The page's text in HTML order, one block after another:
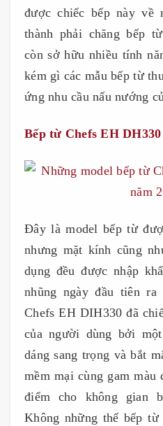
được chiếc bếp này về
thành phải chăng bếp
còn sở hữu nhiều tính
kém gì các mẫu bếp từ
ứng nhu cầu nấu nướng
Bếp từ Chefs EH DH330
Đây là model bếp từ
nhưng mặt kính cũng
dụng đều được nhập
nhũng ngày đầu tiên
Chefs EH DIH330 đã
của người dùng bởi
dáng sang trọng và bắt
mềm mại cùng gam
điểm cho không gian
Không những thế bếp